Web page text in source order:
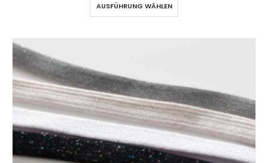
AUSFÜHRUNG WÄHLEN